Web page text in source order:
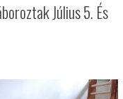
Július 5. És